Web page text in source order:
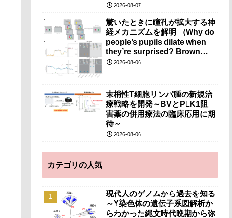
healthy and diseased
samples）
2026-08-07
驚いたときに瞳孔が拡大する神
経メカニズムを解明 （Why do
people’s pupils dilate when
they’re surprised? Brown
researchers explain）
2026-08-06
末梢性T細胞リンパ腫の新規治
療戦略を開発～BVとPLK1阻
害薬の併用療法の臨床応用に期
待～
2026-08-06
カテゴリの人気
現代人のゲノムから過去を知る
～Y染色体の遺伝子系図解析か
らわかった縄文時代晩期から弥